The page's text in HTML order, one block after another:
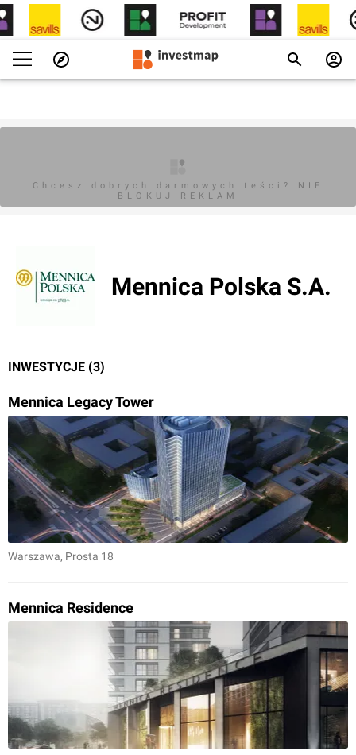
Chcesz dobrych darmowych teści? NIE
BLOKUJ REKLAM
Mennica Polska S.A.
INWESTYCJE (3)
Mennica Legacy Tower
Warszawa, Prosta 18
Mennica Residence